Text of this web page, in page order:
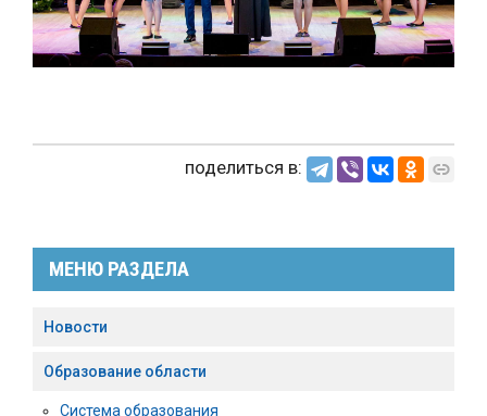
поделиться в:
МЕНЮ РАЗДЕЛА
Новости
Образование области
Система образования